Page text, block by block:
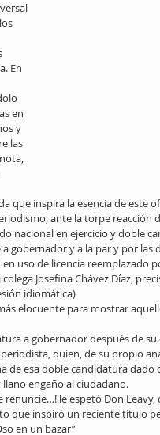
En
en
y
las
que inspira la esencia de este
ante la torpe
nacional en ejercicio y doble
gobernador y a la par y por
uso de licencia reemplazado
Josefina Chávez Díaz,
idiomática)
elocuente para mostrar
a gobernador después de
quien, de su propio
de esa doble candidatura
engaño al ciudadano.
renuncie…! le espetó Don
que inspiró un reciente título
en un bazar”